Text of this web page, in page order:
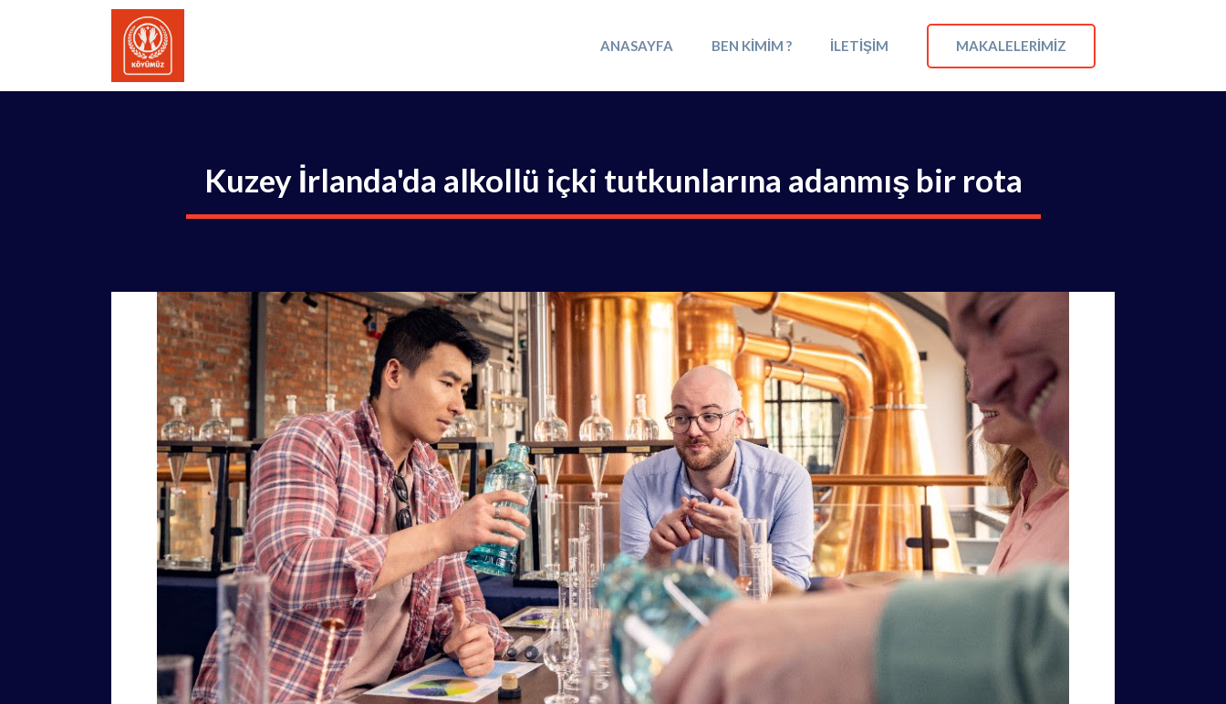
ANASAYFA BEN KIMIM ? İLETIŞIM MAKALELERIMIZ
Kuzey İrlanda'da alkollü içki tutkunlarına adanmış bir rota